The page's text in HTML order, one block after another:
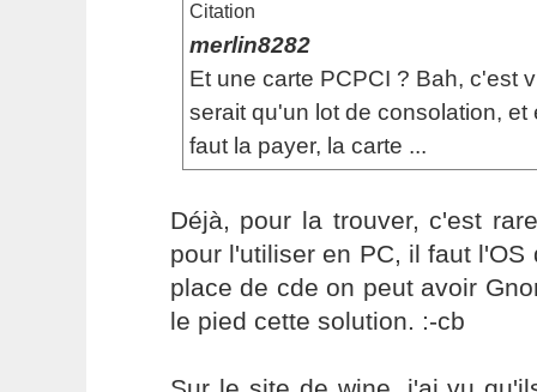
Citation
merlin8282
Et une carte PCPCI ? Bah, c'est
serait qu'un lot de consolation, et
faut la payer, la carte ...
Déjà, pour la trouver, c'est
pour l'utiliser en PC, il faut
place de cde on peut avoir
le pied cette solution. :-cb